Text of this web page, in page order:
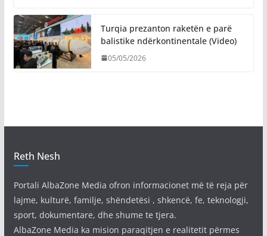
Turqia prezanton raketën e parë
balistike ndërkontinentale (Video)
05/05/2026
Reth Nesh
Portali AlbaZone Media ofron informacionet më të reja për
lajme, kulturë, familje, shëndetësi , shkencë, fe, teknologji,
sport, dokumentare, dhe shume te tjera.
AlbaZone Media ka mision paraqitjen e realitetit përmes